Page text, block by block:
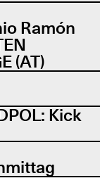
Ramón
(AT)
Kick